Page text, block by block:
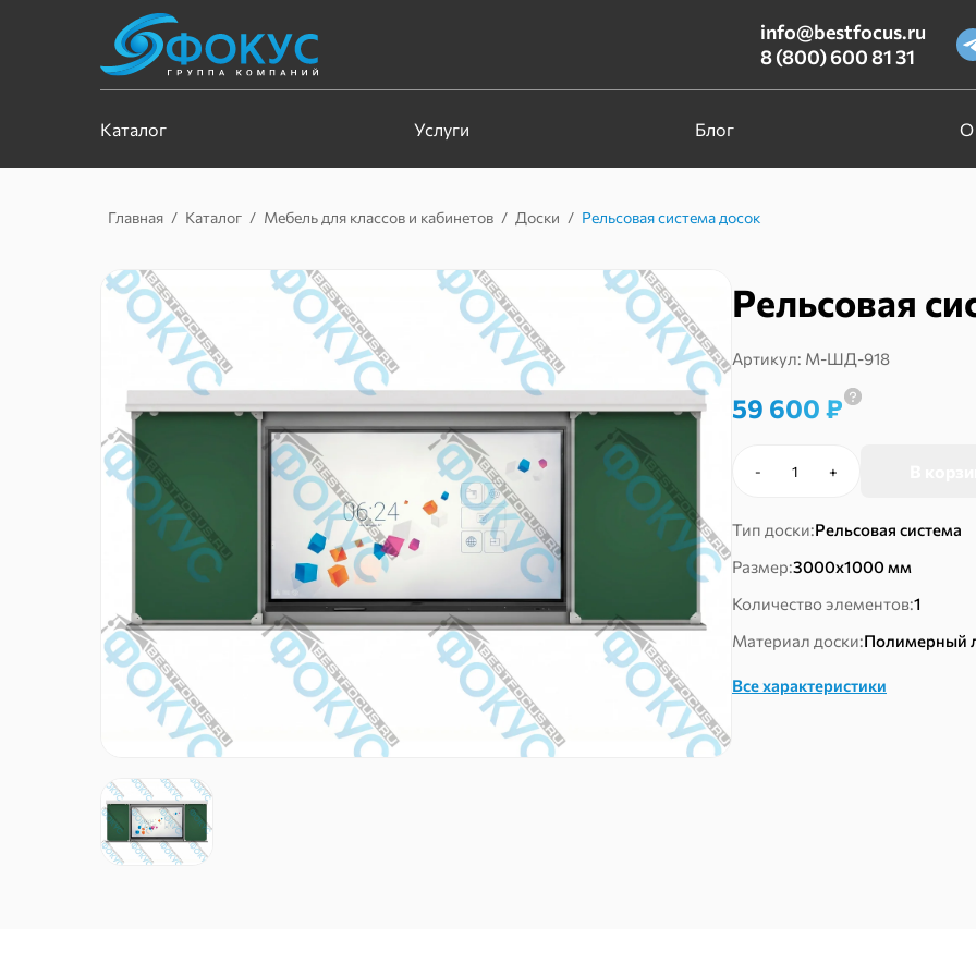
info@bestfocus.ru
8 (800) 600 81 31
Каталог Услуги Блог О
Главная / Каталог / Мебель для классов и кабинетов / Доски / Рельсовая система досок
Рельсовая
Артикул: М-ШД-918
59 600 ₽
-
Количество
Рельсовая
досок
+
Тип доски:Рельсовая система
Размер:3000х1000 мм
Количество элементов:1
Материал доски:Полимерный
Все характеристики